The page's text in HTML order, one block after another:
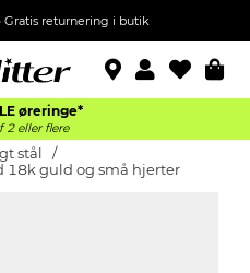
Gratis returnering i butik
øreringe*
2 eller flere
stål
guld og små hjerter